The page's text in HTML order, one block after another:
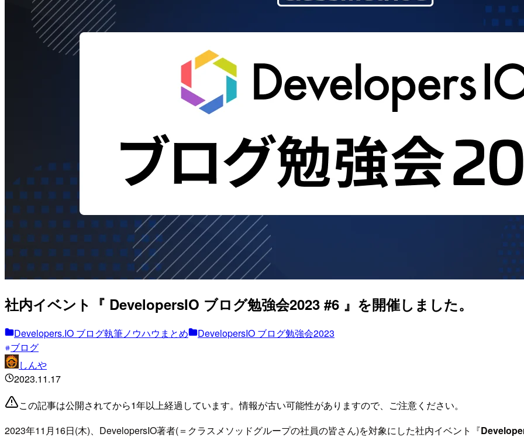
社内イベント『 DevelopersIO ブログ勉強会2023 #6 』を開催しました。
Developers.IO ブログ執筆ノウハウまとめ
DevelopersIO ブログ勉強会2023
ブログ
しんや
2023.11.17
この記事は公開されてから1年以上経過しています。情報が古い可能性がありますので、ご注意ください。
2023年11月16日(木)、DevelopersIO著者(＝クラスメソッドグループの社員の皆さん)を対象にした社内イベント『